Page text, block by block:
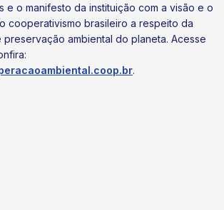
e o manifesto da instituição com a visão e o
cooperativismo brasileiro a respeito da
preservação ambiental do planeta. Acesse
.